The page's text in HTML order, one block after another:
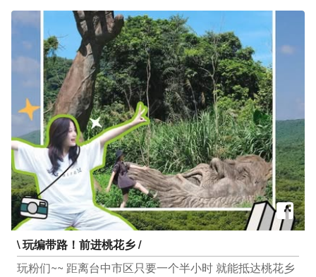
荣航空 欧美/亚洲不限航点来回机票 O2BODY 修复型健
身房VIP一年会籍 Hyperice 无限震动按摩枪组 芙瑞
Byzoom 瑜珈垫 VIGHT 专业运动太阳眼镜 百夫长 旅行箱
adidas 运动背包 …100+豪华礼品、总价值破百万！ 这不
是一般的博览会，这根本是2025最狂的抽奖天堂 【现场
集结最新健身品牌、体验、优惠一次看】 ✔ 台中在地市
民＋全台健身迷必逛 ✔ CP值爆表的热门运动体验课，全
年龄层都可参与 ✔ 亲子、朋友、情侣都能逛的互动博览
会 你，准备好冲一波了吗？ 活动资讯 地点：台中市政府
府前广场（近台湾大道侧） 时间：
12/13(六)-12/14(日)10:00-17:00 #2025全球极限体能钢铁
大赛 错过就要等一年 快把这篇分享出去 跟亲朋好友一起
揪团逛展、玩体验、抽机票！ 了解更多活动资讯
https://reurl.cc/KO4Wj9 #2025tpf #台中市政府 #集章抽奖
\ 玩编带路！前进桃花乡 /
玩粉们~~ 距离台中市区只要一个半小时 就能抵达桃花乡